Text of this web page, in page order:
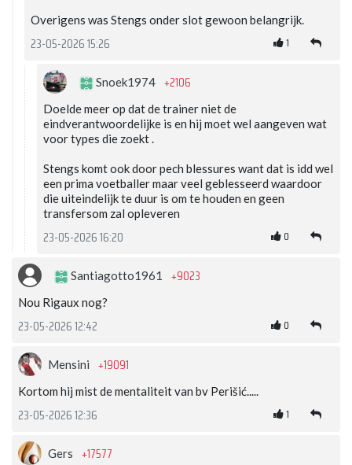
Overigens was Stengs onder slot gewoon belangrijk.
23-05-2026 15:26 1
Snoek1974 +2106
Doelde meer op dat de trainer niet de
eindverantwoordelijke is en hij moet wel aangeven wat
voor types die zoekt .
Stengs komt ook door pech blessures want dat is idd wel
een prima voetballer maar veel geblesseerd waardoor
die uiteindelijk te duur is om te houden en geen
transfersom zal opleveren
23-05-2026 16:20 0
Santiagotto1961 +9023
Nou Rigaux nog?
23-05-2026 12:42 0
Mensini +19091
Kortom hij mist de mentaliteit van bv Perišić.....
23-05-2026 12:36 1
Gers +17577